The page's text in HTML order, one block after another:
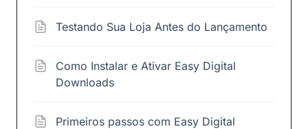
Testando Sua Loja Antes do Lançamento
Como Instalar e Ativar Easy Digital
Downloads
Primeiros passos com Easy Digital